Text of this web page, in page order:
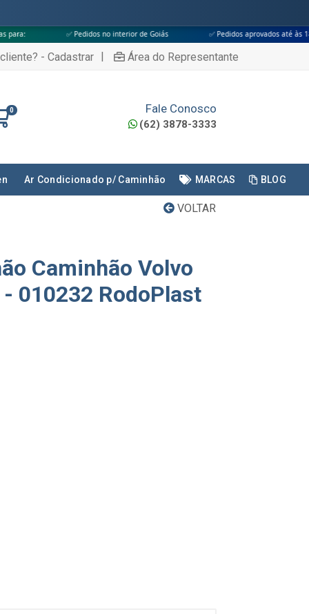
✅ Pedidos no interior de Goiás ✅ Pedidos aprovados até às 18h ✅
- Cadastrar | Área do Representante
0 Fale Conosco
(62) 3878-3333
Ar Condicionado p/ Caminhão MARCAS BLOG
VOLTAR
Caminhão Volvo
010232 RodoPlast